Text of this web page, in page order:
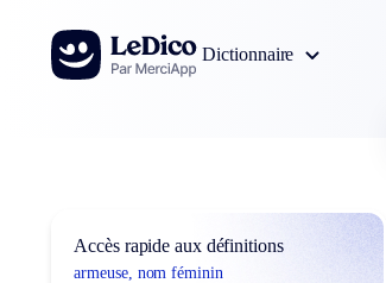
Aller au contenu
Dictionnaire
Accès rapide aux définitions
armeuse, nom féminin